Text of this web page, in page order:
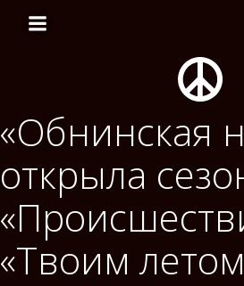
«Обнинская
открыла
«Твоим